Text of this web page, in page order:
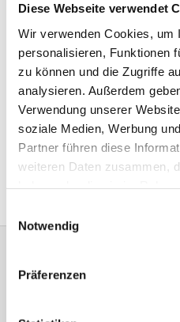
Diese Webseite verwendet
Wir verwenden Cookies, um
personalisieren, Funktionen
zu können und die Zugriffe
analysieren. Außerdem
Verwendung unserer
soziale Medien, Werbung
Partner führen diese
weiteren Daten zusammen,
Notwendig
Präferenzen
Doors open: October27
October27, 2000
Nationality: Germany,
Karlstorbahnhof
Karlstor, Heidelberg
Event Series: Beanfield